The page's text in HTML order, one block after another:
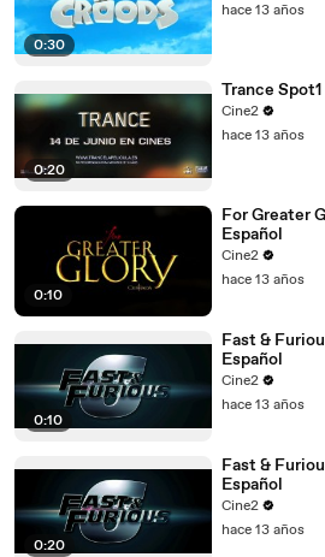
0:30
hace 13 años
0:20
Trance
Cine2
hace 13 años
0:10
For Greater
Español
Cine2
hace 13 años
0:10
Fast &
Español
Cine2
hace 13 años
0:20
Fast &
Español
Cine2
hace 13 años